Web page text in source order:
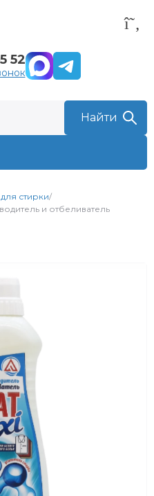
52
стирки/
и отбеливатель